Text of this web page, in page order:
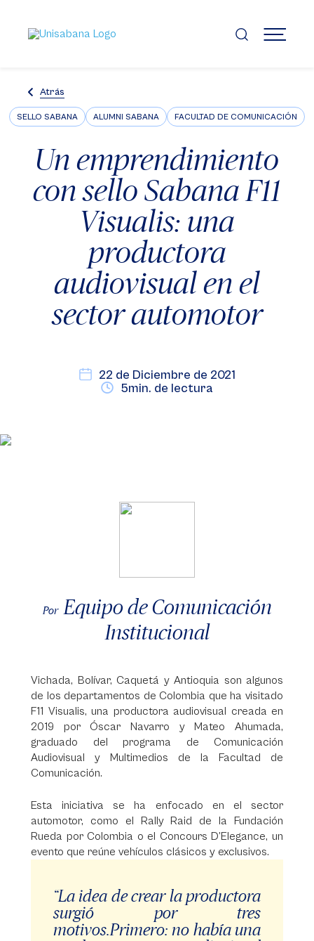
contenido
principal
MENÚ
Atrás
SELLO SABANA ALUMNI SABANA FACULTAD DE COMUNICACIÓN
Un emprendimiento
con sello Sabana F11
Visualis: una
productora
audiovisual en el
sector automotor
22 de Diciembre de 2021
5min. de lectura
Por Equipo de Comunicación
Institucional
Vichada, Bolívar, Caquetá y Antioquia son algunos
de los departamentos de Colombia que ha visitado
F11 Visualis, una productora audiovisual creada en
2019 por Óscar Navarro y Mateo Ahumada,
graduado del programa de Comunicación
Audiovisual y Multimedios de la Facultad de
Comunicación.
Esta iniciativa se ha enfocado en el sector
automotor, como el Rally Raid de la Fundación
Rueda por Colombia o el Concours D’Elegance, un
evento que reúne vehículos clásicos y exclusivos.
“La idea de crear la productora
surgió por tres
motivos.Primero: no había una